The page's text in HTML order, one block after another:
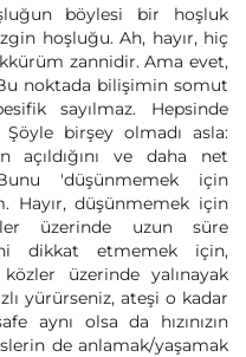
böylesi bir hoşluk
hoşluğu. Ah, hayır, hiç
zannidir. Ama evet,
noktada bilişimin somut
sayılmaz. Hepsinde
birşey olmadı asla:
açıldığını ve daha net
'düşünmemek için
Hayır, düşünmemek için
üzerinde uzun süre
dikkat etmemek için,
üzerinde yalınayak
yürürseniz, ateşi o kadar
aynı olsa da hızınızın
de anlamak/yaşamak